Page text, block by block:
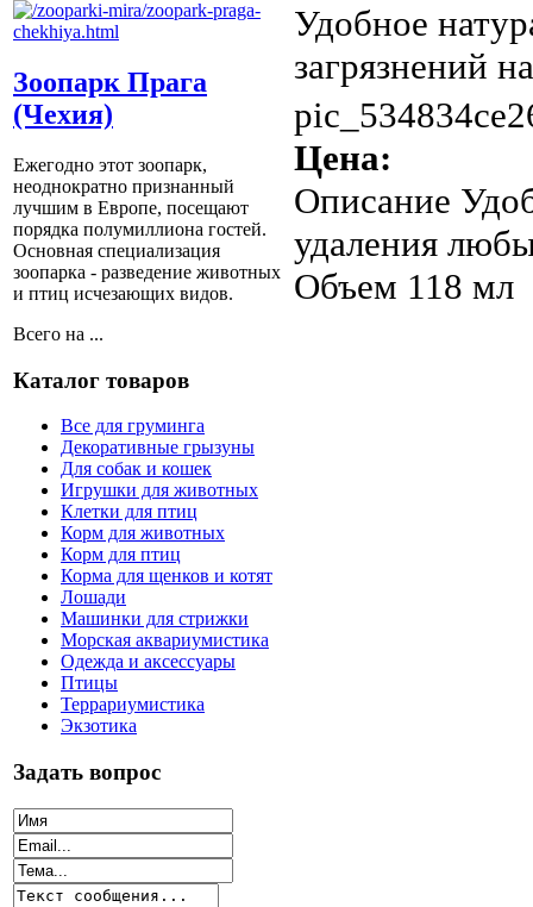
Зоопарк Прага
(Чехия)
Ежегодно этот зоопарк,
неоднократно признанный
лучшим в Европе, посещают
порядка полумиллиона гостей.
Основная специализация
зоопарка - разведение животных
и птиц исчезающих видов.
Всего на ...
Каталог товаров
Все для груминга
Декоративные грызуны
Для собак и кошек
Игрушки для животных
Клетки для птиц
Корм для животных
Корм для птиц
Корма для щенков и котят
Лошади
Машинки для стрижки
Морская аквариумистика
Одежда и аксессуары
Птицы
Террариумистика
Экзотика
Задать вопрос
Удобное
загрязнений
Цена:
Описание
удаления
Объем 118 мл